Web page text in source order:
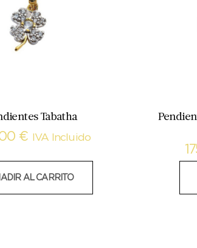
Tabatha
€ IVA Incluido
AL CARRITO